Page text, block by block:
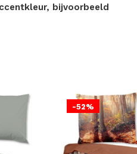
bijvoorbeeld
-52%